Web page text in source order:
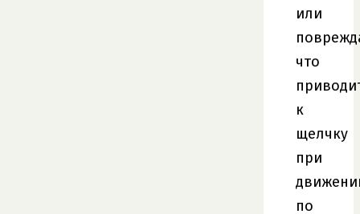
или
что
к
щелчку
при
по